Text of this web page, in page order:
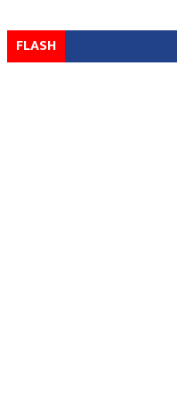
Design &
FLASH